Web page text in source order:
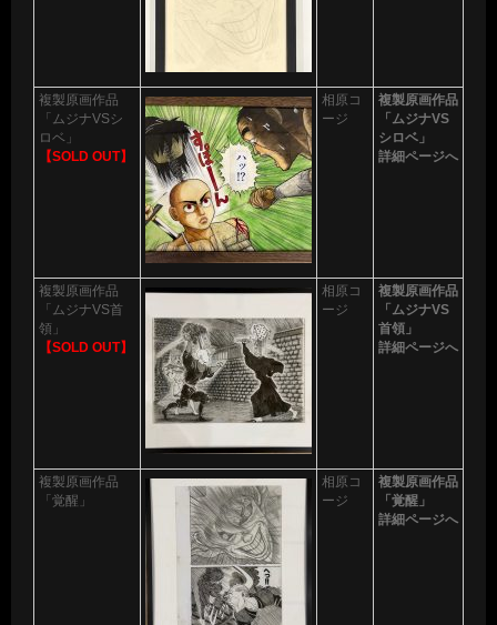
複製原画作品
「ムジナVSシ
ロベ」
【SOLD OUT】
相原コ
ージ
複製原画作品
「ムジナVS
シロベ」
詳細ページへ
複製原画作品
「ムジナVS首
領」
【SOLD OUT】
相原コ
ージ
複製原画作品
「ムジナVS
首領」
詳細ページへ
複製原画作品
「覚醒」
相原コ
ージ
複製原画作品
「覚醒」
詳細ページへ